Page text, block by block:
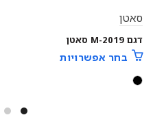
סאטן
דגם M-2019 סאטן
בחר אפשרויות